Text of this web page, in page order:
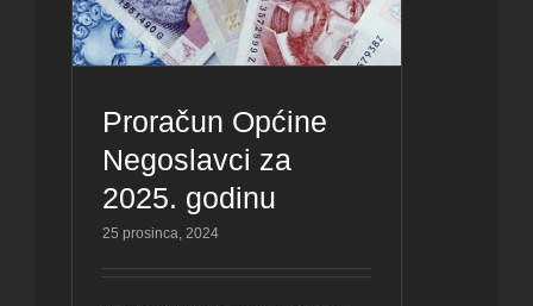
Proračun Općine
Negoslavci za
2025. godinu
25 prosinca, 2024